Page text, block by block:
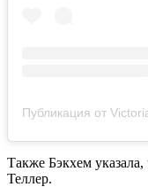
Публикация от
Также Бэкхем
Теллер.